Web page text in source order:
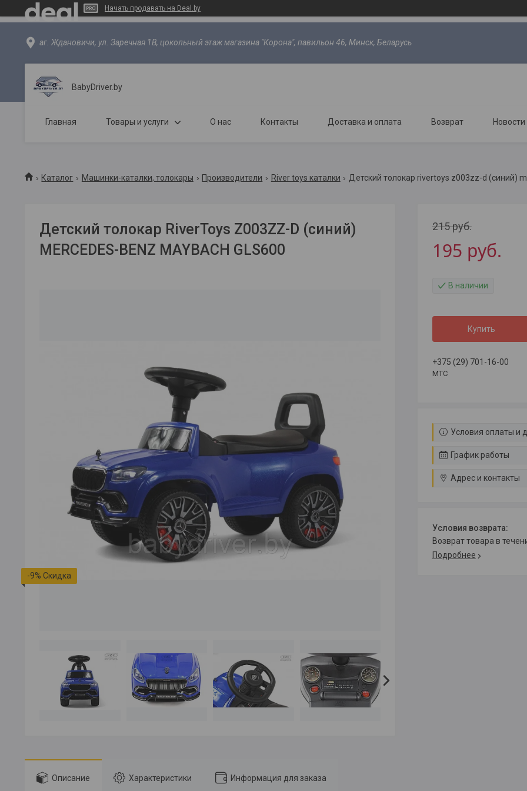
Начать продавать на Deal.by
аг. Ждановичи, ул. Заречная 1В, цокольный этаж магазина "Корона", павильон 46, Минск, Беларусь
BabyDriver.by
Главная Товары и услуги О нас Контакты Доставка и оплата Возврат Новости
Каталог Машинки-каталки, толокары Производители River toys каталки Детский толокар rivertoys z003zz-d (синий)
Детский толокар RiverToys Z003ZZ-D (синий)
MERCEDES-BENZ MAYBACH GLS600
-9%
215руб.
195 руб.
В наличии
Купить
+375 (29) 701-16-00
МТС
Условия оплаты и
График работы
Адрес и контакты
возврат товара в
Подробнее
Описание Характеристики Информация для заказа